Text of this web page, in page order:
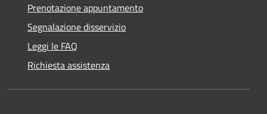
Prenotazione appuntamento
Segnalazione disservizio
Leggi le FAQ
Richiesta assistenza